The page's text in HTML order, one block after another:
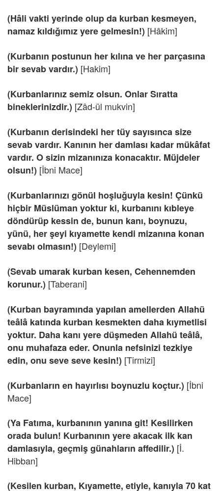
(Hâli vakti yerinde olup da kurban kesmeyen,
namaz kıldığımız yere gelmesin!) [Hâkim]
(Kurbanın postunun her kılına ve her parçasına
bir sevab vardır.) [Hakim]
(Kurbanlarınız semiz olsun. Onlar Sıratta
bineklerinizdir.) [Zâd-ül mukvin]
(Kurbanın derisindeki her tüy sayısınca size
sevab vardır. Kanının her damlası kadar mükâfat
vardır. O sizin mizanınıza konacaktır. Müjdeler
olsun!) [İbni Mace]
(Kurbanlarınızı gönül hoşluğuyla kesin! Çünkü
hiçbir Müslüman yoktur ki, kurbanını kıbleye
döndürüp kessin de, bunun kanı, boynuzu,
yünü, her şeyi kıyamette kendi mizanına konan
sevabı olmasın!) [Deylemi]
(Sevab umarak kurban kesen, Cehennemden
korunur.) [Taberani]
(Kurban bayramında yapılan amellerden Allahü
teâlâ katında kurban kesmekten daha kıymetlisi
yoktur. Daha kanı yere düşmeden Allahü teâlâ,
onu muhafaza eder. Onunla nefsinizi tezkiye
edin, onu seve seve kesin!) [Tirmizi]
(Kurbanların en hayırlısı boynuzlu koçtur.) [İbni
Mace]
(Ya Fatıma, kurbanının yanına git! Kesilirken
orada bulun! Kurbanının yere akacak ilk kan
damlasıyla, geçmiş günahların affedilir.) [İ.
Hibban]
(Kesilen kurban, Kıyamette, etiyle, kanıyla 70 kat